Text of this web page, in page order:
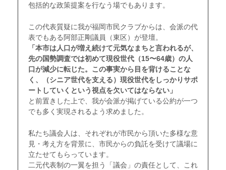
包括的な政策提案を行なう場でもあります。
この代表質疑に我が福岡市民クラブからは、会派の代
表でもある阿部正剛議員（東区）が登壇。
「本市は人口が増え続けて元気なまちと言われるが、
先の国勢調査では初めて現役世代（15〜64歳）の人
口が減少に転じた。この事実から目を背けることな
く、（シニア世代を支える）現役世代をしっかりサポ
ートしていくという視点を欠いてはならない」
と前置きした上で、我が会派が掲げている公約が一つ
でも多く実現されるよう求めました。
私たち議会人は、それぞれが市民から頂いた多様な意
見・考え方を背景に、市民からの負託を受けて議場に
立たせてもらっています。
二元代表制の一翼を担う「議会」の責任として、これ